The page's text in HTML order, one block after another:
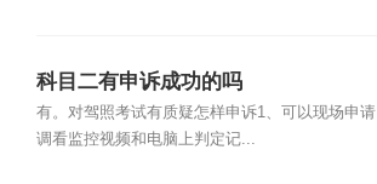
科目二有申诉成功的吗
有。对驾照考试有质疑怎样申诉1、可以现场申请
调看监控视频和电脑上判定记...